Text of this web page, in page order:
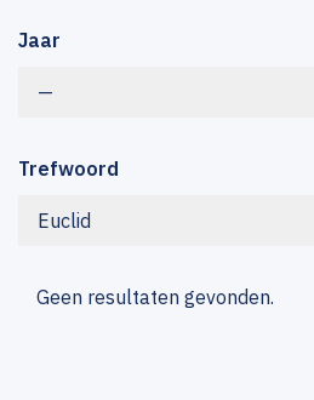
Jaar
—
Trefwoord
Euclid
Geen resultaten gevonden.